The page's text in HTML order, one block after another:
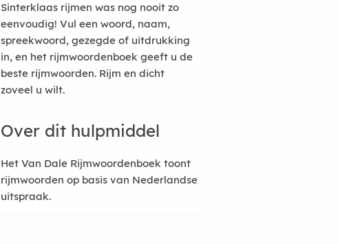
Sinterklaas rijmen was nog nooit zo
eenvoudig! Vul een woord, naam,
spreekwoord, gezegde of uitdrukking
in, en het rijmwoordenboek geeft u de
beste rijmwoorden. Rijm en dicht
zoveel u wilt.
Over dit hulpmiddel
Het Van Dale Rijmwoordenboek toont
rijmwoorden op basis van Nederlandse
uitspraak.